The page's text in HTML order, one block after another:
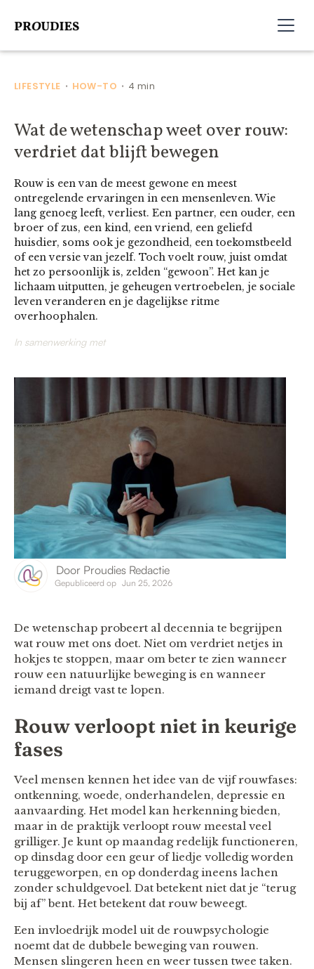
LIFESTYLE • HOW-TO • 4 min
Wat de wetenschap weet over rouw:
verdriet dat blijft bewegen
Rouw is een van de meest gewone en meest
ontregelende ervaringen in een mensenleven. Wie
lang genoeg leeft, verliest. Een partner, een ouder, een
broer of zus, een kind, een vriend, een geliefd
huisdier, soms ook je gezondheid, een toekomstbeeld
of een versie van jezelf. Toch voelt rouw, juist omdat
het zo persoonlijk is, zelden “gewoon”. Het kan je
lichaam uitputten, je geheugen vertroebelen, je sociale
leven veranderen en je dagelijkse ritme
overhoophalen.
In samenwerking met
Door Proudies Redactie
Gepubliceerd op Jun 25, 2026
De wetenschap probeert al decennia te begrijpen
wat rouw met ons doet. Niet om verdriet netjes in
hokjes te stoppen, maar om beter te zien wanneer
rouw een natuurlijke beweging is en wanneer
iemand dreigt vast te lopen.
Rouw verloopt niet in keurige
fases
Veel mensen kennen het idee van de vijf rouwfases:
ontkenning, woede, onderhandelen, depressie en
aanvaarding. Het model kan herkenning bieden,
maar in de praktijk verloopt rouw meestal veel
grilliger. Je kunt op maandag redelijk functioneren,
op dinsdag door een geur of liedje volledig worden
teruggeworpen, en op donderdag ineens lachen
zonder schuldgevoel. Dat betekent niet dat je “terug
bij af” bent. Het betekent dat rouw beweegt.
Een invloedrijk model uit de rouwpsychologie
noemt dat de dubbele beweging van rouwen.
Mensen slingeren heen en weer tussen twee taken.